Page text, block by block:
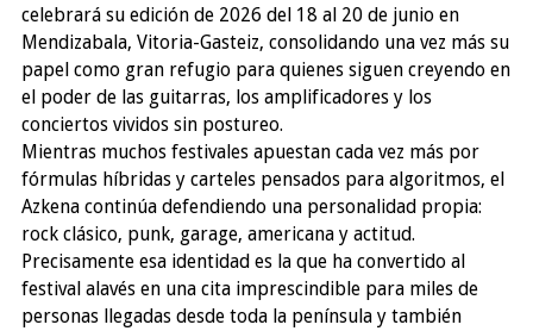
celebrará su edición de 2026 del 18 al 20 de junio en
Mendizabala, Vitoria-Gasteiz, consolidando una vez más su
papel como gran refugio para quienes siguen creyendo en
el poder de las guitarras, los amplificadores y los
conciertos vividos sin postureo.
Mientras muchos festivales apuestan cada vez más por
fórmulas híbridas y carteles pensados para algoritmos, el
Azkena continúa defendiendo una personalidad propia:
rock clásico, punk, garage, americana y actitud.
Precisamente esa identidad es la que ha convertido al
festival alavés en una cita imprescindible para miles de
personas llegadas desde toda la península y también